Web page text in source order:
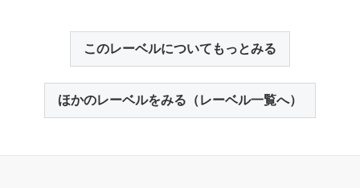
このレーベルについてもっとみる
ほかのレーベルをみる（レーベル一覧へ）